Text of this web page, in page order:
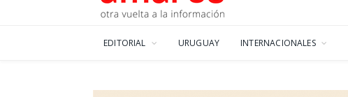
EDITORIAL URUGUAY INTERNACIONALES